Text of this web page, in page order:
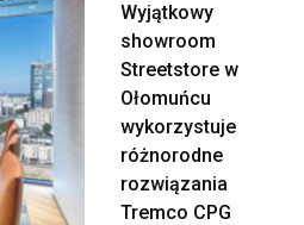
Wyjątkowy
showroom
Streetstore w
Ołomuńcu
wykorzystuje
różnorodne
rozwiązania
Tremco CPG